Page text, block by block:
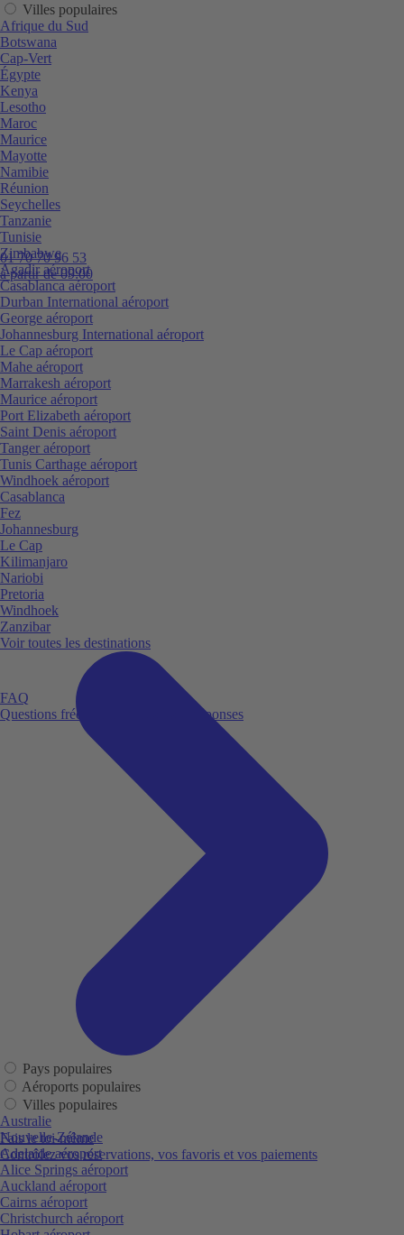
01 70 70 96 53
à partir de 09:00
FAQ
Questions fréquemment posées et réponses
Fais le toi-même
Contrôlez vos réservations, vos favoris et vos paiements
Villes populaires
Afrique du Sud
Botswana
Cap-Vert
Égypte
Kenya
Lesotho
Maroc
Maurice
Mayotte
Namibie
Réunion
Seychelles
Tanzanie
Tunisie
Zimbabwe
Agadir aéroport
Casablanca aéroport
Durban International aéroport
George aéroport
Johannesburg International aéroport
Le Cap aéroport
Mahe aéroport
Marrakesh aéroport
Maurice aéroport
Port Elizabeth aéroport
Saint Denis aéroport
Tanger aéroport
Tunis Carthage aéroport
Windhoek aéroport
Casablanca
Fez
Johannesburg
Le Cap
Kilimanjaro
Nariobi
Pretoria
Windhoek
Zanzibar
Voir toutes les destinations
Pays populaires
Aéroports populaires
Villes populaires
Australie
Nouvelle-Zélande
Adelaide aéroport
Alice Springs aéroport
Auckland aéroport
Cairns aéroport
Christchurch aéroport